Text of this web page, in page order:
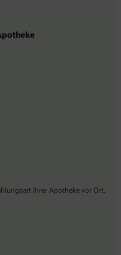
Ihrer Apotheke vor Ort.